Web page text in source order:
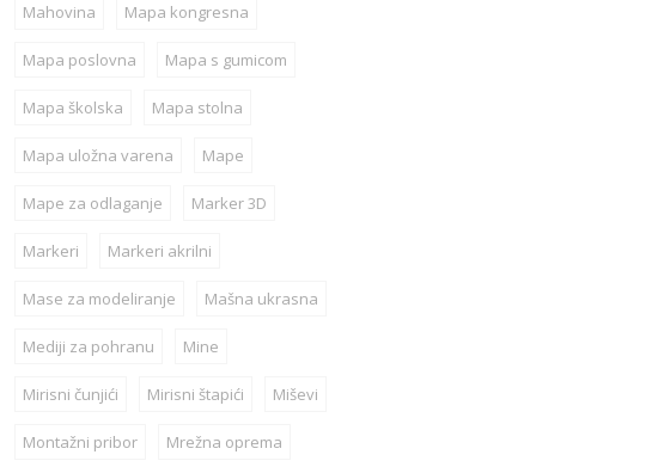
Mahovina Mapa kongresna
Mapa poslovna Mapa s gumicom
Mapa školska Mapa stolna
Mapa uložna varena Mape
Mape za odlaganje Marker 3D
Markeri Markeri akrilni
Mase za modeliranje Mašna ukrasna
Mediji za pohranu Mine
Mirisni čunjići Mirisni štapići Miševi
Montažni pribor Mrežna oprema